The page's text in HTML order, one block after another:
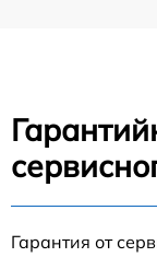
Гарантия от